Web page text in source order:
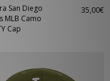
San Diego
MLB Camo
Cap
35,00€